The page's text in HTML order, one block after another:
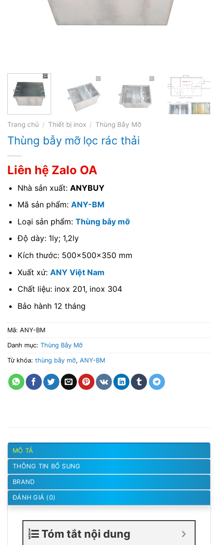
Trang chủ / Thiết bị inox / Thùng Bẫy Mỡ
Thùng bẫy mỡ lọc rác thải
Liên hệ Zalo OA
Nhà sản xuất: ANYBUY
Mã sản phẩm: ANY-BM
Loại sản phẩm: Thùng bẫy mỡ
Độ dày: 1ly; 1,2ly
Kích thước: 500x500x350 mm
Xuất xứ: ANY Việt Nam
Chất liệu: inox 201, inox 304
Bảo hành 12 tháng
Mã: ANY-BM
Danh mục: Thùng Bẫy Mỡ
Từ khóa: thùng bẫy mỡ, ANY-BM
MÔ TẢ
THÔNG TIN BỔ SUNG
BRAND
ĐÁNH GIÁ (0)
Tóm tắt nội dung